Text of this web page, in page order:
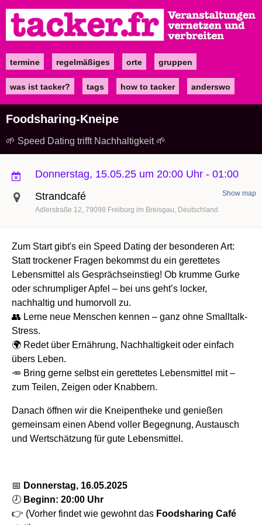
zum
Inhalt
Maintermine regelmäßiges orte gruppen
was ist tacker? tags how to tacker anderswo
Foodsharing-Kneipe
🌱 Speed Dating trifft Nachhaltigkeit 🌱
Donnerstag, 15.05.25 um 20:00 Uhr - 01:00
Strandcafé
Adlerstraße 12 79098 Freiburg im Breisgau Deutschland
Show map
Zum Start gibt's ein Speed Dating der besonderen Art:
Statt trockener Fragen bekommst du ein gerettetes
Lebensmittel als Gesprächseinstieg! Ob krumme Gurke
oder schrumpliger Apfel – bei uns geht’s locker,
nachhaltig und humorvoll zu.
👥 Lerne neue Menschen kennen – ganz ohne Smalltalk-
Stress.
🌍 Redet über Ernährung, Nachhaltigkeit oder einfach
übers Leben.
🥕 Bring gerne selbst ein gerettetes Lebensmittel mit –
zum Teilen, Zeigen oder Knabbern.
Danach öffnen wir die Kneipentheke und genießen
gemeinsam einen Abend voller Begegnung, Austausch
und Wertschätzung für gute Lebensmittel.
📅 Donnerstag, 16.05.2025
🕗 Beginn: 20:00 Uhr
👉 (Vorher findet wie gewohnt das Foodsharing Café